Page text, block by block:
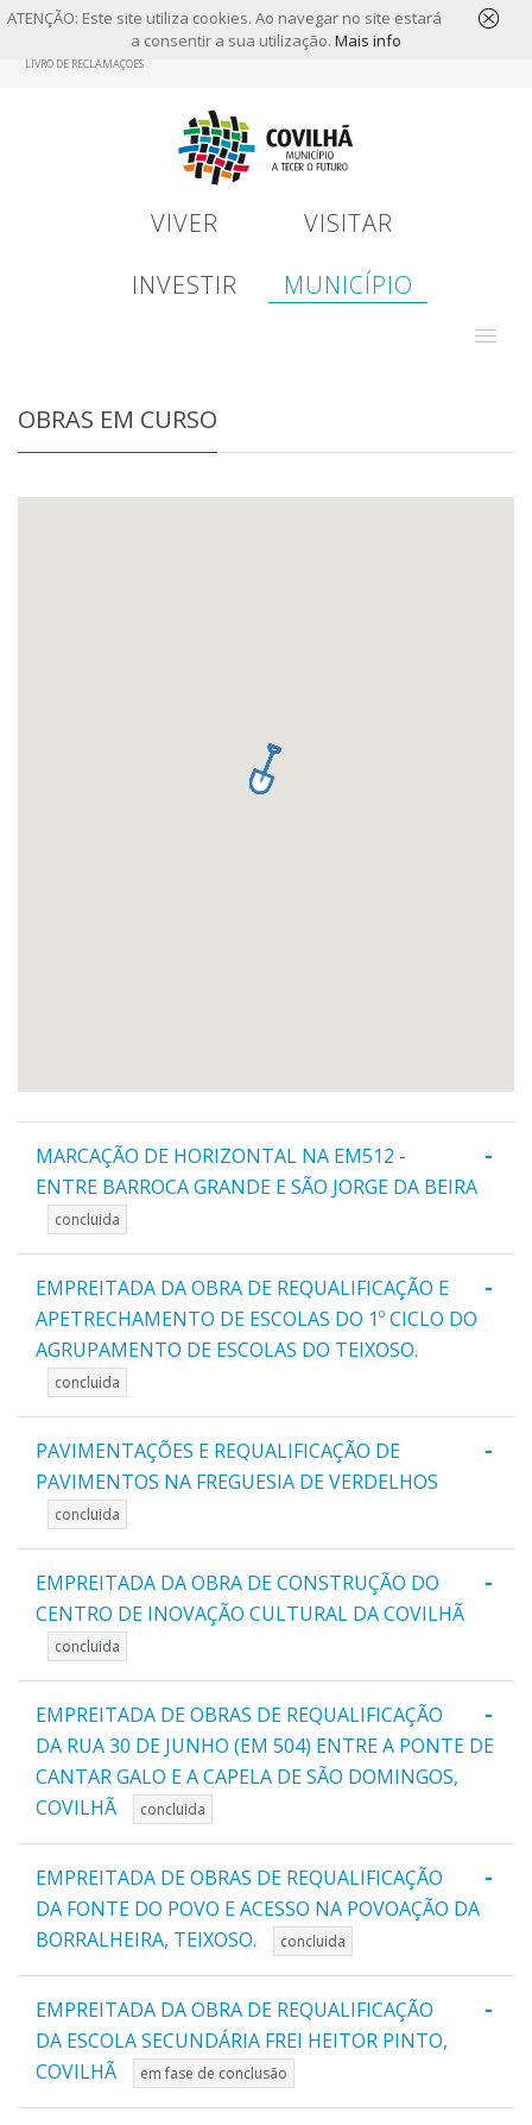
ATENÇÃO: Este site utiliza cookies. Ao navegar no site estará
a consentir a sua utilização. Mais info
LIVRO DE RECLAMAÇÕES
VIVER
VISITAR
INVESTIR
MUNICÍPIO
OBRAS EM CURSO
-
MARCAÇÃO DE HORIZONTAL NA EM512 -
ENTRE BARROCA GRANDE E SÃO JORGE DA BEIRA
concluida
-
EMPREITADA DA OBRA DE REQUALIFICAÇÃO E
APETRECHAMENTO DE ESCOLAS DO 1º CICLO DO
AGRUPAMENTO DE ESCOLAS DO TEIXOSO.
concluida
-
PAVIMENTAÇÕES E REQUALIFICAÇÃO DE
PAVIMENTOS NA FREGUESIA DE VERDELHOS
concluida
-
EMPREITADA DA OBRA DE CONSTRUÇÃO DO
CENTRO DE INOVAÇÃO CULTURAL DA COVILHÃ
concluida
-
EMPREITADA DE OBRAS DE REQUALIFICAÇÃO
DA RUA 30 DE JUNHO (EM 504) ENTRE A PONTE DE
CANTAR GALO E A CAPELA DE SÃO DOMINGOS,
COVILHÃ
concluida
-
EMPREITADA DE OBRAS DE REQUALIFICAÇÃO
DA FONTE DO POVO E ACESSO NA POVOAÇÃO DA
BORRALHEIRA, TEIXOSO.
concluida
-
EMPREITADA DA OBRA DE REQUALIFICAÇÃO
DA ESCOLA SECUNDÁRIA FREI HEITOR PINTO,
COVILHÃ
em fase de conclusão